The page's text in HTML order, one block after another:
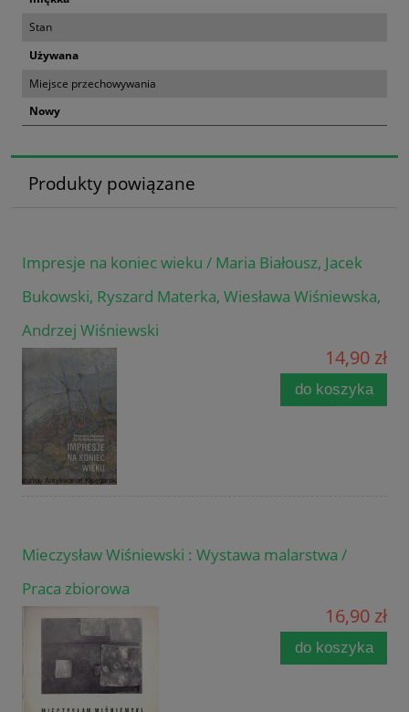
Stan
Używana
Miejsce przechowywania
Nowy
Produkty powiązane
Impresje na koniec wieku / Maria Białousz, Jacek
Bukowski, Ryszard Materka, Wiesława Wiśniewska,
Andrzej Wiśniewski
14,90 zł
do koszyka
Mieczysław Wiśniewski : Wystawa malarstwa /
Praca zbiorowa
16,90 zł
do koszyka